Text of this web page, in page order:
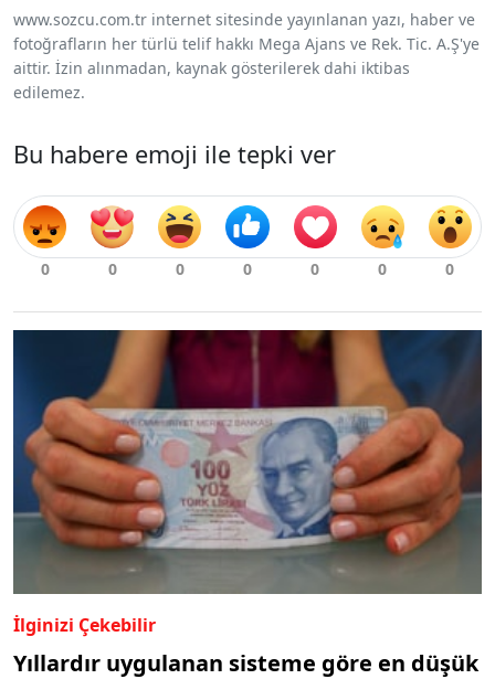
www.sozcu.com.tr internet sitesinde yayınlanan yazı, haber ve
fotoğrafların her türlü telif hakkı Mega Ajans ve Rek. Tic. A.Ş'ye
aittir. İzin alınmadan, kaynak gösterilerek dahi iktibas
edilemez.
Bu habere emoji ile tepki ver
İlginizi Çekebilir
Yıllardır uygulanan sisteme göre en düşük